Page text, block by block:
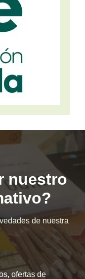
nuestro
de nuestra
ofertas de